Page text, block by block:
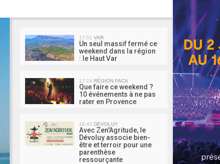
MA
17:51 VAR
Un seul massif fermé ce
weekend dans la région
: le Haut Var
17:24 RÉGION PACA
Que faire ce weekend ?
10 événements à ne pas
rater en Provence
16:42 DEVOLUY
Avec Zen'Agritude, le
Dévoluy associe bien-
être et terroir pour une
parenthèse
ressourçante